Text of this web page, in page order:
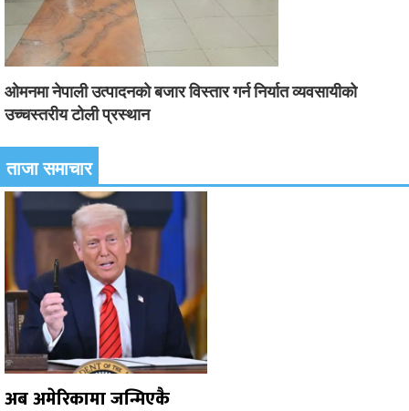
ओमनमा नेपाली उत्पादनको बजार विस्तार गर्न निर्यात व्यवसायीको
उच्चस्तरीय टोली प्रस्थान
ताजा समाचार
अब अमेरिकामा जन्मिएकै